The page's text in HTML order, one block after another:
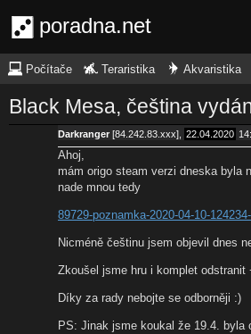
poradna.net
Počítače Teraristika Akvaristika
Black Mesa, čeština
Darkranger [84.242.83.xxx], 22.04.2020
Ahoj,
mám origo steam verzi dneska byla
nade mnou tedy
89729-poznamka-2020-04-10-
Nicméně češtinu jsem objevil dnes
Zkoušel jsme hru i komplet
Díky za rady nebojte se odborněji :)
PS: Jinak jsme koukal že 19.4. byla